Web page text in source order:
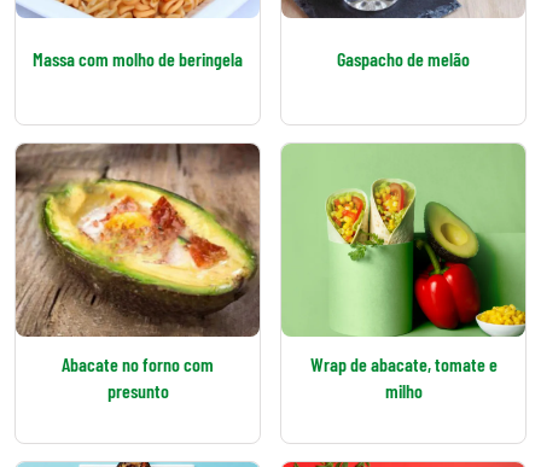
Massa com molho de beringela Gaspacho de melão
Abacate no forno com
presunto
Wrap de abacate, tomate e
milho